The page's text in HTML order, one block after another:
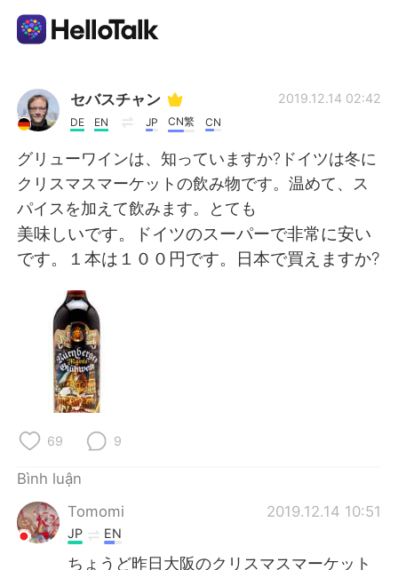
Ứng dụng trao đổi ngôn ngữ
AI Grammar Checker
Tiếng Việt
English 简体中文
繁體中文
العربية
Deutsch
한국어
Italiano
セバスチャン
DE EN JP CN繁 CN
2019.12.14 02:42
グリューワインは、知っていますか?ドイツは冬に
クリスマスマーケットの飲み物です。温めて、ス
パイスを加えて飲みます。とても
美味しいです。ドイツのスーパーで非常に安い
です。１本は１００円です。日本で買えますか?
69 9
Bình luận
Tomomi
2019.12.14 10:51
JP EN
ちょうど昨日大阪のクリスマスマーケット